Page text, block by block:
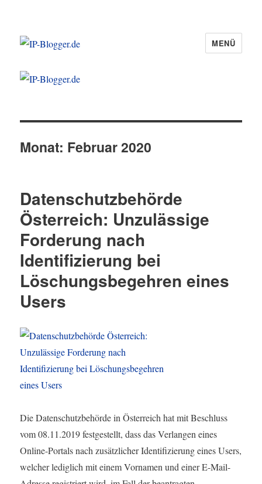
IP-Blogger.de
MENÜ
Monat: Februar 2020
Datenschutzbehörde
Österreich: Unzulässige
Forderung nach
Identifizierung bei
Löschungsbegehren eines
Users
Die Datenschutzbehörde in Österreich hat mit Beschluss
vom 08.11.2019 festgestellt, dass das Verlangen eines
Online-Portals nach zusätzlicher Identifizierung eines Users,
welcher lediglich mit einem Vornamen und einer E-Mail-